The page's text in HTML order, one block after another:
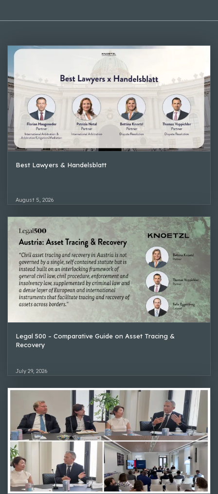
Best Lawyers & Handelsblatt
August 5, 2026
Legal 500 – Comparative Guide on Asset Tracing &
Recovery
July 29, 2026